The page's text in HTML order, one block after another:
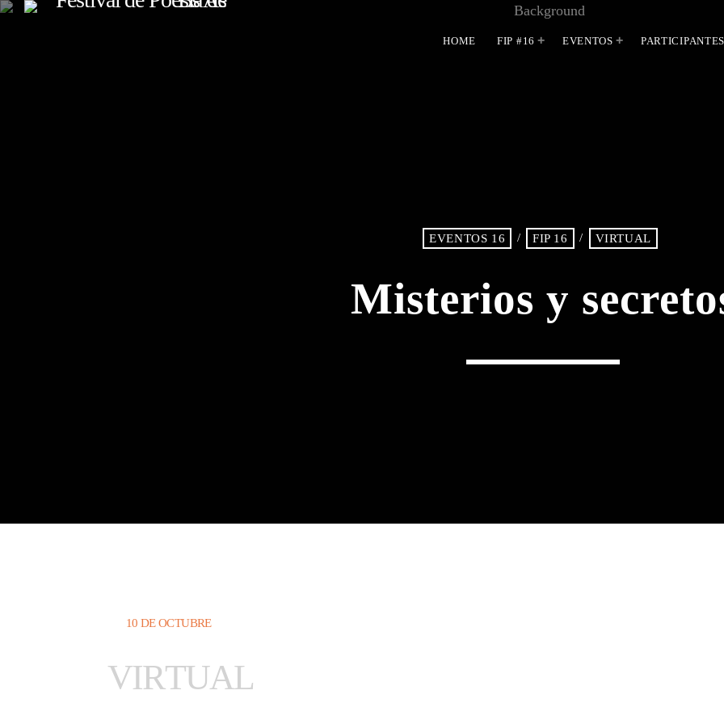
HOME FIP #16 EVENTOS PARTICIPANTES
EVENTOS 16 / FIP 16 / VIRTUAL
Misterios y
10 DE OCTUBRE
VIRTUAL